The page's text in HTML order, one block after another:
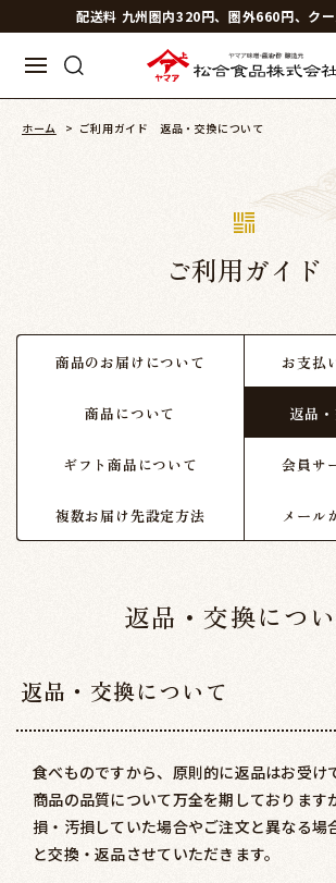
配送料 九州圏内320円、圏外660円、ク
ホーム > ご利用ガイド 返品・交換について
ご利用ガイド
商品のお届けについて お支払
商品について 返品
ギフト商品について 会員サ
複数お届け先設定方法 メール
返品・交換につ
返品・交換について
食べものですから、原則的に返品はお受け
商品の品質について万全を期しております
損・汚損していた場合やご注文と異なる場
と交換・返品させていただきます。